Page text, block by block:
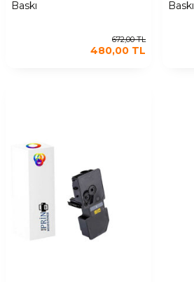
Baskı
672,00TL
480,00 TL
Baskı